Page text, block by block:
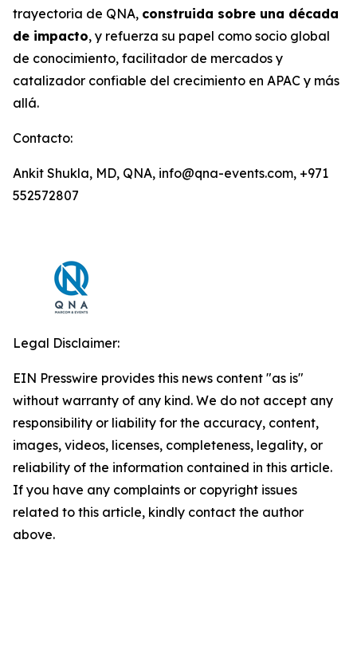
trayectoria de QNA, construida sobre una década
de impacto, y refuerza su papel como socio global
de conocimiento, facilitador de mercados y
catalizador confiable del crecimiento en APAC y más
allá.
Contacto:
Ankit Shukla, MD, QNA, info@qna-events.com, +971
552572807
Legal Disclaimer:
EIN Presswire provides this news content "as is"
without warranty of any kind. We do not accept any
responsibility or liability for the accuracy, content,
images, videos, licenses, completeness, legality, or
reliability of the information contained in this article.
If you have any complaints or copyright issues
related to this article, kindly contact the author
above.